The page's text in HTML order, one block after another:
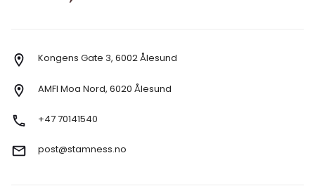
Kongens Gate 3, 6002 Ålesund
AMFI Moa Nord, 6020 Ålesund
+47 70141540
post@stamness.no